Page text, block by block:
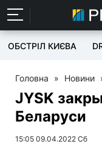
ОБСТРІЛ КИЄВА
Головна » Новини
JYSK
Беларуси
15:05 09.04.2022 Сб